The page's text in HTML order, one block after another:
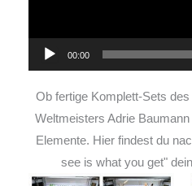
00:00
Ob fertige Komplett-Sets
Weltmeisters Adrie
Elemente. Hier findest du
see is what you get"